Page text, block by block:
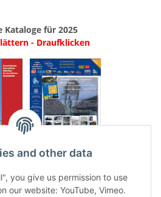
Kataloge für 2025
- Draufklicken
. ..
and other data
you give us permission to use
our website: YouTube, Vimeo.